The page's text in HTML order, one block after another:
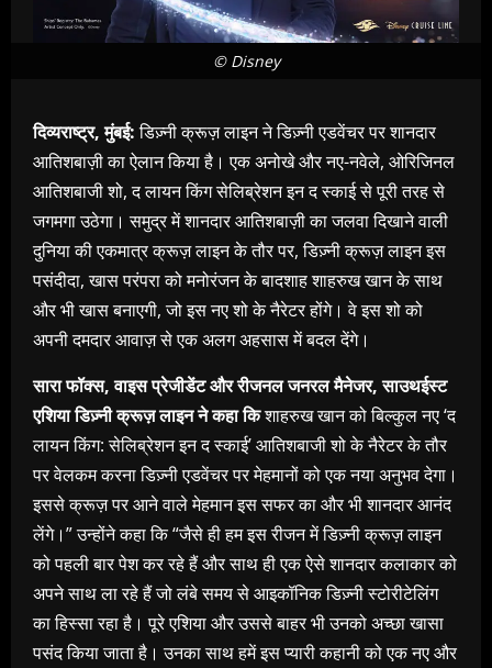
© Disney
दिव्यराष्ट्र, मुंबई:डिज़्नी क्रूज़ लाइन ने डिज़्नी एडवेंचर पर शानदार
आतिशबाज़ी का ऐलान किया है। एक अनोखे और नए-नवेले, ओरिजिनल
आतिशबाजी शो, द लायन किंग सेलिब्रेशन इन द स्काई से पूरी तरह से
जगमगा उठेगा। समुद्र में शानदार आतिशबाज़ी का जलवा दिखाने वाली
दुनिया की एकमात्र क्रूज़ लाइन के तौर पर, डिज़्नी क्रूज़ लाइन इस
पसंदीदा, खास परंपरा को मनोरंजन के बादशाह शाहरुख खान के साथ
और भी खास बनाएगी, जो इस नए शो के नैरेटर होंगे। वे इस शो को
अपनी दमदार आवाज़ से एक अलग अहसास में बदल देंगे।
सारा फॉक्स, वाइस प्रेजीडेंट और रीजनल जनरल मैनेजर, साउथईस्ट
एशिया डिज़्नी क्रूज़ लाइन ने कहा किशाहरुख खान को बिल्कुल नए ‘द
लायन किंग: सेलिब्रेशन इन द स्काई’ आतिशबाजी शो के नैरेटर के तौर
पर वेलकम करना डिज़्नी एडवेंचर पर मेहमानों को एक नया अनुभव देगा।
इससे क्रूज़ पर आने वाले मेहमान इस सफर का और भी शानदार आनंद
लेंगे।” उन्होंने कहा कि “जैसे ही हम इस रीजन में डिज़्नी क्रूज़ लाइन
को पहली बार पेश कर रहे हैं और साथ ही एक ऐसे शानदार कलाकार को
अपने साथ ला रहे हैं जो लंबे समय से आइकॉनिक डिज़्नी स्टोरीटेलिंग
का हिस्सा रहा है। पूरे एशिया और उससे बाहर भी उनको अच्छा खासा
पसंद किया जाता है। उनका साथ हमें इस प्यारी कहानी को एक नए और